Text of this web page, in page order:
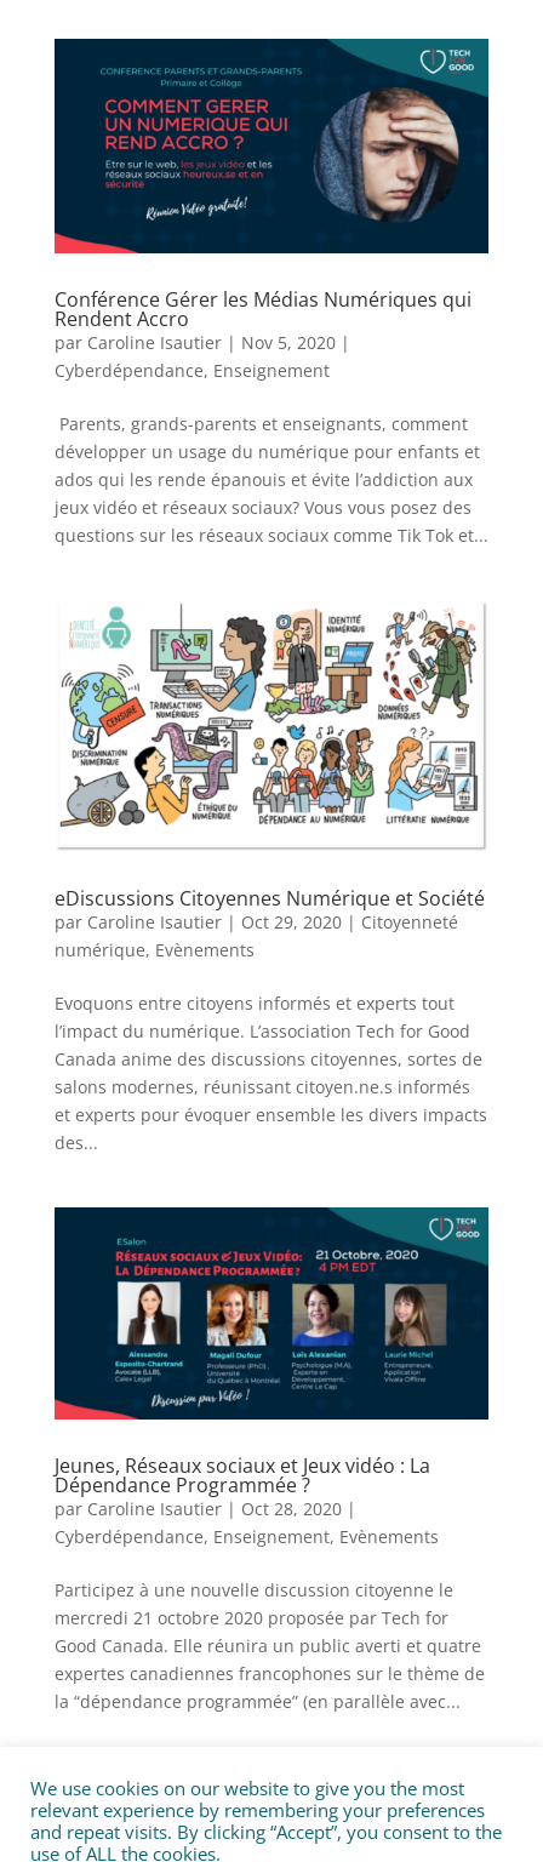
Conférence Gérer les Médias Numériques qui
Rendent Accro
par Caroline Isautier| Nov 5, 2020|
Cyberdépendance, Enseignement
Parents, grands-parents et enseignants, comment
développer un usage du numérique pour enfants et
ados qui les rende épanouis et évite l’addiction aux
jeux vidéo et réseaux sociaux? Vous vous posez des
questions sur les réseaux sociaux comme Tik Tok et...
eDiscussions Citoyennes Numérique et Société
par Caroline Isautier| Oct 29, 2020| Citoyenneté
numérique, Evènements
Evoquons entre citoyens informés et experts tout
l’impact du numérique. L’association Tech for Good
Canada anime des discussions citoyennes, sortes de
salons modernes, réunissant citoyen.ne.s informés
et experts pour évoquer ensemble les divers impacts
des...
Jeunes, Réseaux sociaux et Jeux vidéo : La
Dépendance Programmée ?
par Caroline Isautier| Oct 28, 2020|
Cyberdépendance, Enseignement, Evènements
Participez à une nouvelle discussion citoyenne le
mercredi 21 octobre 2020 proposée par Tech for
Good Canada. Elle réunira un public averti et quatre
expertes canadiennes francophones sur le thème de
la “dépendance programmée” (en parallèle avec...
Politique de confidentialité
Contact
Nous rejoindre
We use cookies on our website to give you the most
relevant experience by remembering your preferences
and repeat visits. By clicking “Accept”, you consent to the
use of ALL the cookies.